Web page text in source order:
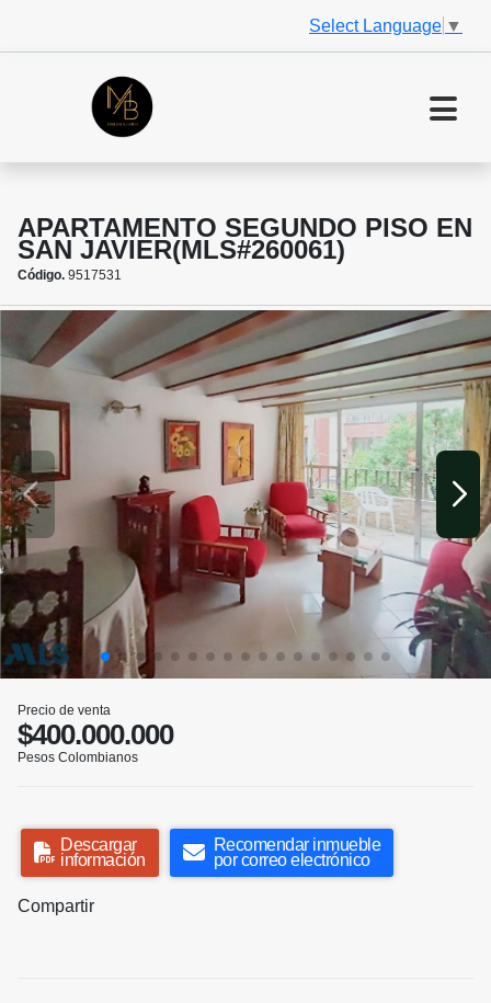
Select Language ▼
APARTAMENTO SEGUNDO PISO EN
SAN JAVIER(MLS#260061)
Código. 9517531
Precio de venta
$400.000.000
Pesos Colombianos
Descargar
información
Recomendar inmueble
por correo electrónico
Compartir